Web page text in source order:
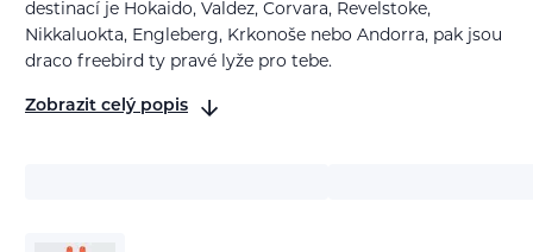
destinací je Hokaido, Valdez, Corvara, Revelstoke,
Nikkaluokta, Engleberg, Krkonoše nebo Andorra, pak jsou
draco freebird ty pravé lyže pro tebe.
Zobrazit celý popis